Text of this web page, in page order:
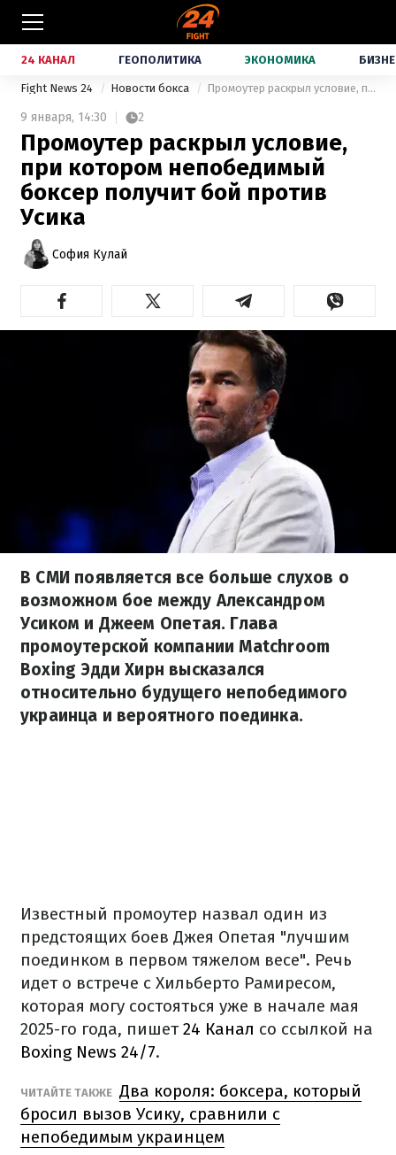
24 КАНАЛ ГЕОПОЛИТИКА ЭКОНОМИКА
Fight News 24 Новости бокса Промоутер раскрыл условие, при котором непобедимый боксер получит бой против Усика
9 января, 14:30 2
Промоутер раскрыл условие,
при котором непобедимый
боксер получит бой против
Усика
София Кулай
В СМИ появляется все больше слухов о
возможном бое между Александром
Усиком и Джеем Опетая. Глава
промоутерской компании Matchroom
Boxing Эдди Хирн высказался
относительно будущего непобедимого
украинца и вероятного поединка.
Известный промоутер назвал один из
предстоящих боев Джея Опетая "лучшим
поединком в первом тяжелом весе". Речь
идет о встрече с Хильберто Рамиресом,
которая могу состояться уже в начале мая
2025-го года, пишет24 Канал со ссылкой на
Boxing News 24/7.
ЧИТАЙТЕ ТАКЖЕ Два короля: боксера, который
бросил вызов Усику, сравнили с
непобедимым украинцем